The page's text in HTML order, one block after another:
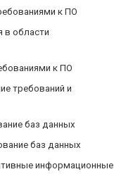
к ПО
в области
к ПО
требований и
баз данных
баз данных
информационные